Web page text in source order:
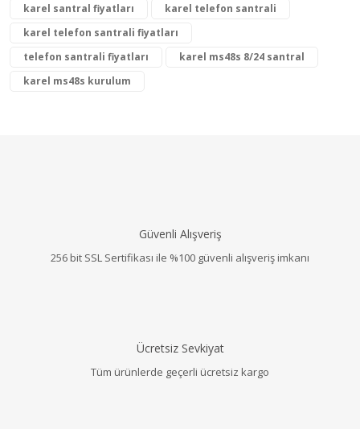
karel santral fiyatları
karel telefon santrali
karel telefon santrali fiyatları
telefon santrali fiyatları
karel ms48s 8/24 santral
karel ms48s kurulum
Güvenli Alışveriş
256 bit SSL Sertifikası ile %100 güvenli alışveriş imkanı
Ücretsiz Sevkiyat
Tüm ürünlerde geçerli ücretsiz kargo